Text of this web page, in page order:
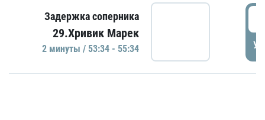
Задержка соперника
29.Хривик Марек
2 минуты / 53:34 - 55:34